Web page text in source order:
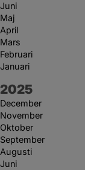
Juni
Maj
April
Mars
Februari
Januari
År:
2025
December
November
Oktober
September
Augusti
Juni